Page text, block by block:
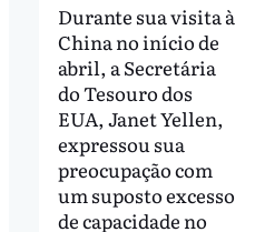
Durante sua visita à
China no início de
abril, a Secretária
do Tesouro dos
EUA, Janet Yellen,
expressou sua
preocupação com
um suposto excesso
de capacidade no